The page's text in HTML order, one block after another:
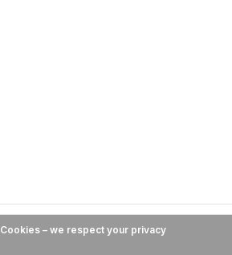
Cookies – we respect your privacy